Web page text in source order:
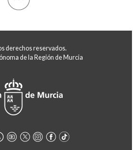
derechos reservados.
de la Región de Murcia